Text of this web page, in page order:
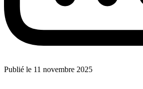
Publié le 11 novembre 2025